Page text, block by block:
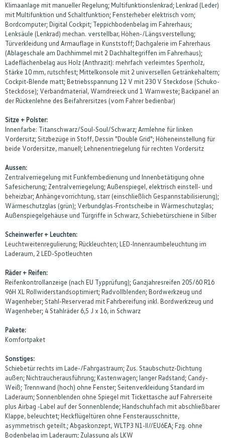
Klimaanlage mit manueller Regelung; Multifunktionslenkrad; Lenkrad (Leder)
mit Multifunktion und Schaltfunktion; Fensterheber elektrisch vorn;
Bordcomputer; Digital Cockpit; Teppichbodenbelag im Fahrerhaus;
Lenksäule (Lenkrad) mechan. verstellbar, Höhen-/Längsverstellung;
Türverkleidung und Armauflage in Kunststoff; Dachgalerie im Fahrerhaus
(Ablageschale am Dachhimmel mit 2 Dachhaltegriffen im Fahrerhaus);
Ladeflächenbelag aus Holz (Anthrazit): mehrfach verleimtes Sperrholz,
Stärke 10 mm, rutschfest; Mittelkonsole mit 2 universellen Getränkehaltern;
Cockpit-Blende matt; Betriebsspannung 12 V mit 230 V Steckdose (Schuko-
Steckdose); Verbandmaterial, Warndreieck und 1 Warnweste; Backpanel an
der Rückenlehne des Beifahrersitzes (vom Fahrer bedienbar)
Sitze + Polster:
Innenfarbe: Titanschwarz/Soul-Soul/Schwarz; Armlehne für linken
Vordersitz; Sitzbezüge in Stoff, Dessin "Double Grid"; Höheneinstellung für
beide Vordersitze, manuell; Lehnenentriegelung für rechten Vordersitz
Aussen:
Zentralverriegelung mit Funkfernbedienung und Innenbetätigung ohne
Safesicherung; Zentralverriegelung; Außenspiegel, elektrisch einstell- und
beheizbar; Anhängevorrichtung, starr (einschließlich Gespannstabilisierung);
Wärmeschutzglas (grün); Verbundglas-Frontscheibe in Wärmeschutzglas;
Außenspiegelgehäuse und Türgriffe in Schwarz, Schiebetürschiene in Silber
Scheinwerfer + Leuchten:
Leuchtweitenregulierung; Rückleuchten; LED-Innenraumbeleuchtung im
Laderaum, 2 LED-Spotleuchten
Räder + Reifen:
Reifenkontrollanzeige (nach EU Typprüfung); Ganzjahresreifen 205/60 R16
96H XL Rollwiderstandsoptimiert; Radvollblenden; Bordwerkzeug und
Wagenheber; Stahl-Reserverad mit Fahrbereifung inkl. Bordwerkzeug und
Wagenheber; 4 Stahlräder 6,5 J x 16, in Schwarz
Pakete:
Komfortpaket
Sonstiges:
Schiebetür rechts im Lade-/Fahrgastraum; Zus. Staubschutz-Dichtung
außen; Nichtraucherausführung; Kastenwagen; langer Radstand; Candy-
Weiß; Trennwand (hoch) ohne Fenster; Seitenverkleidung Standard im
Laderaum; Sonnenblenden ohne Spiegel mit Tickettasche auf Fahrerseite
plus Airbag -Label auf der Sonnenblende; Handschuhfach mit abschließbarer
Klappe, beleuchtet; Heckflügeltüren ohne Fensterausschnitte,
asymmetrisch geteilt.; Abgaskonzept, WLTP3 N1-II//EU6EA; Fzg. ohne
Bodenbelag im Laderaum; Zulassung als LKW